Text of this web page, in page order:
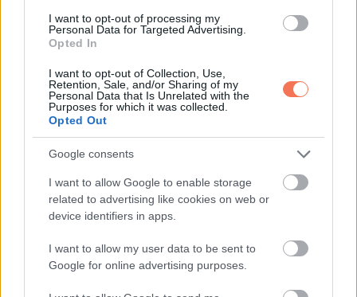
I want to opt-out of processing my
Personal Data for Targeted Advertising.
Opted In
I want to opt-out of Collection, Use,
Retention, Sale, and/or Sharing of my
Personal Data that Is Unrelated with the
Purposes for which it was collected.
Opted Out
Google consents
I want to allow Google to enable storage
related to advertising like cookies on web or
device identifiers in apps.
I want to allow my user data to be sent to
Google for online advertising purposes.
férfi magas volt, széles vállú, ahogy kiszálltam, már nyújtotta
is a kezét.
„Biztos maga Ross?” kérdezte, miközben erősen kezet
„Én Robert vagyok, ő pedig a feleségem, Margaret. Fáradjon
be, nagyon vártuk, hogy találkozzunk.”
Margaret már az ajtóban megölelt, amitől kicsit zavarba
jöttem. „Köszönjük, hogy eljött” mondta halkan. „És